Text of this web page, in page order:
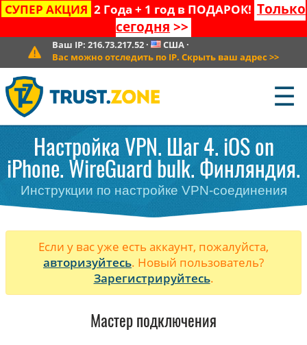
СУПЕР АКЦИЯ 2 Года + 1 год в ПОДАРОК! Только
сегодня >>
Ваш IP: 216.73.217.52· США·
Вас можно отследить по IP. Скрыть ваш адрес >>
☰
Настройка VPN. Шаг 4. iOS on
iPhone. WireGuard bulk. Финляндия.
Инструкции по настройке VPN-соединения
Если у вас уже есть аккаунт, пожалуйста,
авторизуйтесь. Новый пользователь?
Зарегистрируйтесь.
Мастер подключения